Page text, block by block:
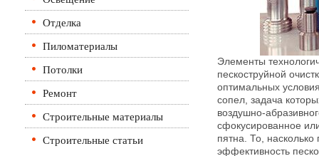
Отделка
Пиломатериалы
Потолки
Ремонт
Строительные материалы
Строительные статьи
Элементы
пескоструйной
оптимальных
сопел, задача
воздушно-
сфокусированное
пятна. То,
эффективность